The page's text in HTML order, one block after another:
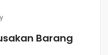
Barang